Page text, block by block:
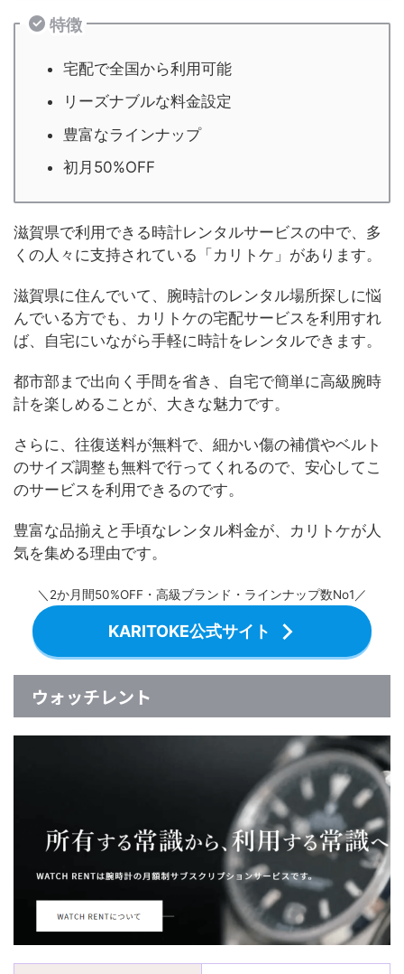
特徴
宅配で全国から利用可能
リーズナブルな料金設定
豊富なラインナップ
初月50%OFF
滋賀県で利用できる時計レンタルサービスの中で、多
くの人々に支持されている「カリトケ」があります。
滋賀県に住んでいて、腕時計のレンタル場所探しに悩
んでいる方でも、カリトケの宅配サービスを利用すれ
ば、自宅にいながら手軽に時計をレンタルできます。
都市部まで出向く手間を省き、自宅で簡単に高級腕時
計を楽しめることが、大きな魅力です。
さらに、往復送料が無料で、細かい傷の補償やベルト
のサイズ調整も無料で行ってくれるので、安心してこ
のサービスを利用できるのです。
豊富な品揃えと手頃なレンタル料金が、カリトケが人
気を集める理由です。
＼2か月間50%OFF・高級ブランド・ラインナップ数No1／
KARITOKE公式サイト
ウォッチレント